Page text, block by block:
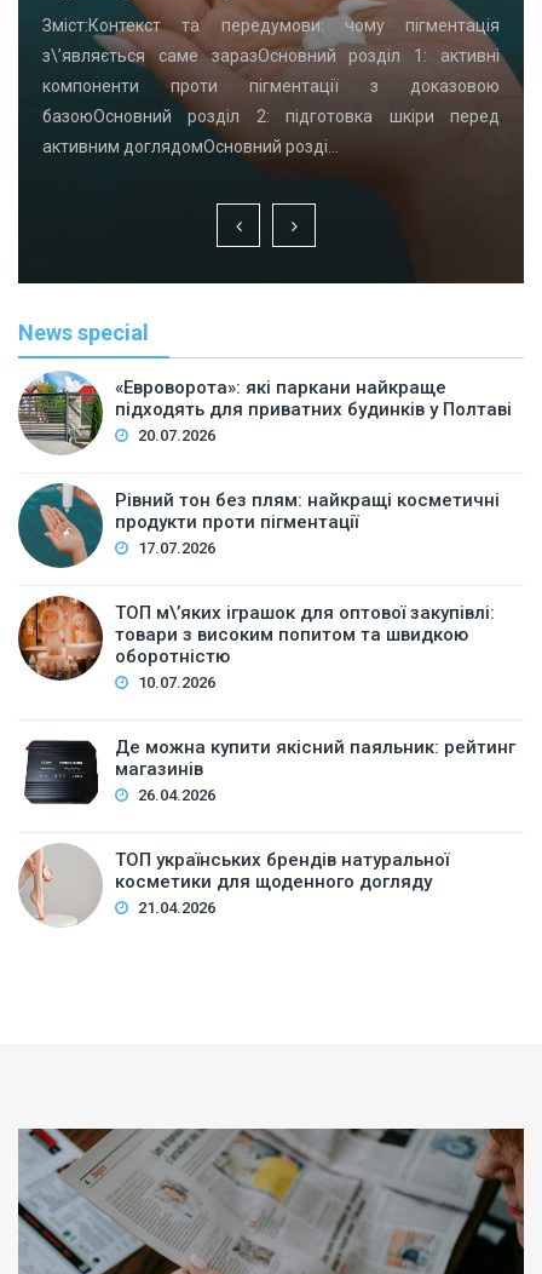
Зміст:Контекст та передумови: чому пігментація
з\’являється саме заразОсновний розділ 1: активні
компоненти проти пігментації з доказовою
базоюОсновний розділ 2: підготовка шкіри перед
активним доглядомОсновний розді…
News special
«Евроворота»: які паркани найкраще
підходять для приватних будинків у Полтаві
20.07.2026
Рівний тон без плям: найкращі косметичні
продукти проти пігментації
17.07.2026
ТОП м\’яких іграшок для оптової закупівлі:
товари з високим попитом та швидкою
оборотністю
10.07.2026
Де можна купити якісний паяльник: рейтинг
магазинів
26.04.2026
ТОП українських брендів натуральної
косметики для щоденного догляду
21.04.2026